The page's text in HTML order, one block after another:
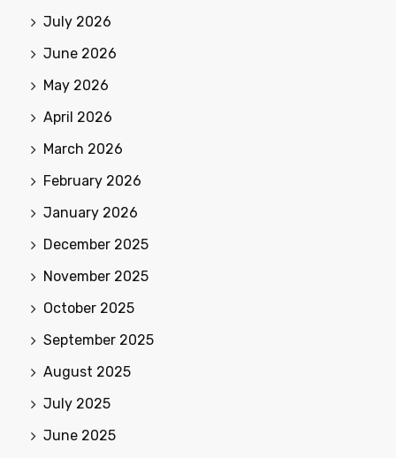
July 2026
June 2026
May 2026
April 2026
March 2026
February 2026
January 2026
December 2025
November 2025
October 2025
September 2025
August 2025
July 2025
June 2025